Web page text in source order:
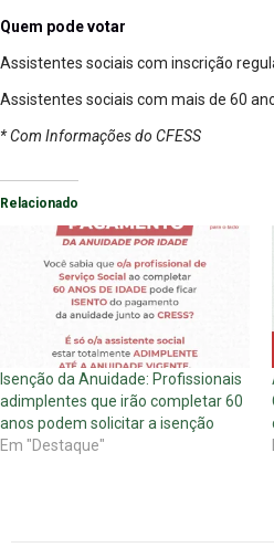
Quem pode votar
Assistentes sociais com inscrição
Assistentes sociais com mais de 60
* Com Informações do CFESS
Relacionado
Isenção da Anuidade: Profissionais
adimplentes que irão completar 60
anos podem solicitar a isenção
Em "Destaque"